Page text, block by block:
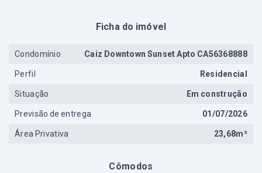
Cômodos
Ficha do imóvel
Condomínio Caiz Downtown Sunset Apto CA56368888
Perfil Residencial
Situação Em construção
Previsão de entrega 01/07/2026
Área Privativa 23,68m²